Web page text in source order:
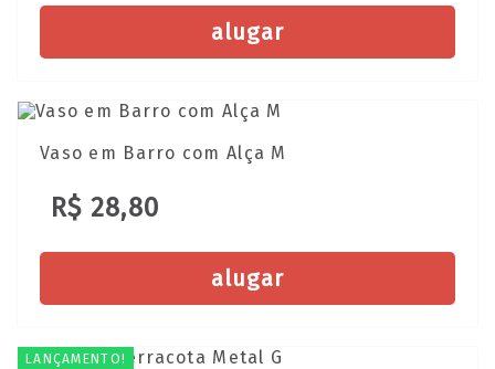
alugar
Vaso em Barro com Alça M
R$ 28,80
alugar
LANÇAMENTO!